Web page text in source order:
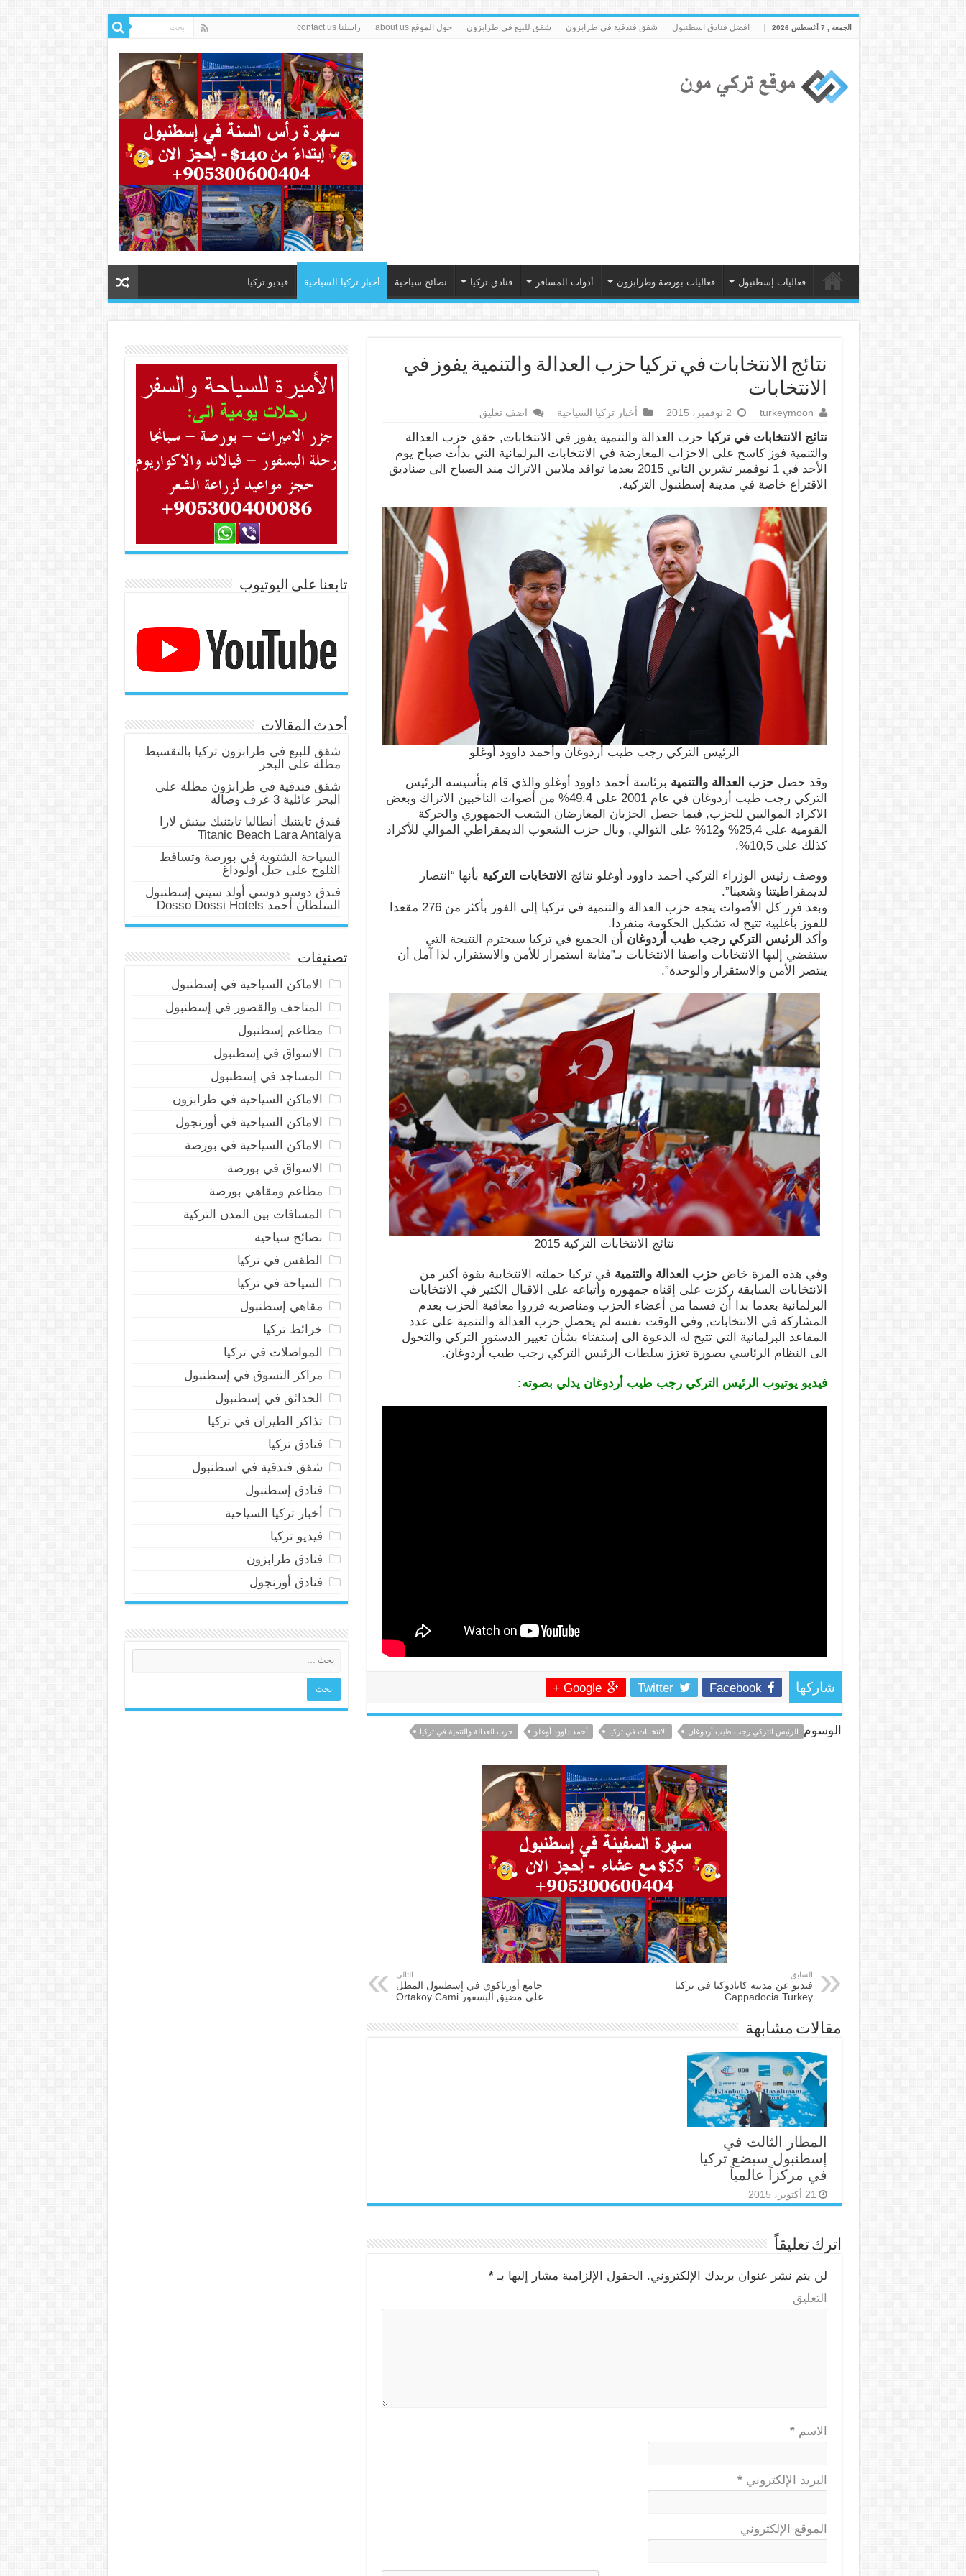
الجمعة , 7 أغسطس 2026 افضل فنادق اسطنبول شقق فندقية في طرابزون شقق للبيع في طرابزون حول الموقع about us راسلنا contact us
فعاليات إسطنبول فعاليات بورصة وطرابزون أدوات المسافر فنادق تركيا نصائح سياحية أخبار تركيا السياحية فيديو تركيا
نتائج الانتخابات في تركيا حزب العدالة والتنمية يفوز في
الانتخابات
turkeymoon 2 نوفمبر، 2015 أخبار تركيا السياحية اضف تعليق
نتائج الانتخابات في تركيا حزب العدالة والتنمية يفوز في الانتخابات, حقق حزب العدالة
والتنمية فوز كاسح على الاحزاب المعارضة في الانتخابات البرلمانية التي بدأت صباح يوم
الأحد في 1 نوفمبر تشرين الثاني 2015 بعدما توافد ملايين الاتراك منذ الصباح الى صناديق
الاقتراع خاصة في مدينة إسطنبول التركية.
الرئيس التركي رجب طيب أردوغان وأحمد داوود أوغلو
وقد حصل حزب العدالة والتنمية برئاسة أحمد داوود أوغلو والذي قام بتأسيسه الرئيس
التركي رجب طيب أردوغان في عام 2001 على 49.4% من أصوات الناخبين الاتراك وبعض
الاكراد المواليين للحزب, فيما حصل الحزبان المعارضان الشعب الجمهوري والحركة
القومية على 25,4% و12% على التوالي, ونال حزب الشعوب الديمقراطي الموالي للأكراد
كذلك على 10,5%.
ووصف رئيس الوزراء التركي أحمد داوود أوغلو نتائج الانتخابات التركية بأنها “انتصار
لديمقراطيتنا وشعبنا”.
وبعد فرز كل الأصوات يتجه حزب العدالة والتنمية في تركيا إلى الفوز بأكثر من 276 مقعدا
للفوز بأغلبية تتيح له تشكيل الحكومة منفردا.
وأكد الرئيس التركي رجب طيب أردوغان أن الجميع في تركيا سيحترم النتيجة التي
ستفضي إليها الانتخابات واصفا الانتخابات بـ”مثابة استمرار للأمن والاستقرار, لذا آمل أن
ينتصر الأمن والاستقرار والوحدة”.
نتائج الانتخابات التركية 2015
وفي هذه المرة خاض حزب العدالة والتنمية في تركيا حملته الانتخابية بقوة أكبر من
الانتخابات السابقة ركزت على إقناه جمهوره وأتباعه على الاقبال الكثير في الانتخابات
البرلمانية بعدما بدا أن قسما من أعضاء الحزب ومناصريه قرروا معاقبة الحزب بعدم
المشاركة في الانتخابات, وفي الوقت نفسه لم يحصل حزب العدالة والتنمية على عدد
المقاعد البرلمانية التي تتيح له الدعوة الى إستفتاء بشأن تغيير الدستور التركي والتحول
الى النظام الرئاسي بصورة تعزز سلطات الرئيس التركي رجب طيب أردوغان.
فيديو يوتيوب الرئيس التركي رجب طيب أردوغان يدلي بصوته:
شاركها Facebook
Twitter
Google +
الوسوم الرئيس التركي رجب طيب أردوغان الانتخابات في تركيا أحمد داوود أوغلو حزب العدالة والتنمية في تركيا
السابق
فيديو عن مدينة كابادوكيا في تركيا
Cappadocia Turkey
التالي
جامع أورتاكوي في إسطنبول المطل
على مضيق البسفور Ortakoy Cami
مقالات مشابهة
المطار الثالث في
إسطنبول سيضع تركيا
في مركزاً عالمياً
21 أكتوبر، 2015
اترك تعليقاً
لن يتم نشر عنوان بريدك الإلكتروني. الحقول الإلزامية مشار إليها بـ*
التعليق
الاسم*
البريد الإلكتروني*
الموقع الإلكتروني
تابعنا على اليوتيوب
أحدث المقالات
شقق للبيع في طرابزون تركيا بالتقسيط
مطلة على البحر
شقق فندقية في طرابزون مطلة على
البحر عائلية 3 غرف وصالة
فندق تايتنيك أنطاليا تايتنيك بيتش لارا
Titanic Beach Lara Antalya
السياحة الشتوية في بورصة وتساقط
الثلوج على جبل أولوداغ
فندق دوسو دوسي أولد سيتي إسطنبول
السلطان أحمد Dosso Dossi Hotels
تصنيفات
الاماكن السياحية في إسطنبول
المتاحف والقصور في إسطنبول
مطاعم إسطنبول
الاسواق في إسطنبول
المساجد في إسطنبول
الاماكن السياحية في طرابزون
الاماكن السياحية في أوزنجول
الاماكن السياحية في بورصة
الاسواق في بورصة
مطاعم ومقاهي بورصة
المسافات بين المدن التركية
نصائح سياحية
الطقس في تركيا
السياحة في تركيا
مقاهي إسطنبول
خرائط تركيا
المواصلات في تركيا
مراكز التسوق في إسطنبول
الحدائق في إسطنبول
تذاكر الطيران في تركيا
فنادق تركيا
شقق فندقية في اسطنبول
فنادق إسطنبول
أخبار تركيا السياحية
فيديو تركيا
فنادق طرابزون
فنادق أوزنجول